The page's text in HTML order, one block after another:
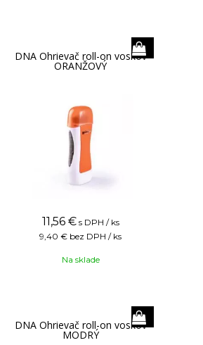
DNA Ohrievač roll-on voskov
ORANŽOVÝ
11,56 € s DPH / ks
9,40 € bez DPH / ks
Na sklade
DNA Ohrievač roll-on voskov
MODRÝ